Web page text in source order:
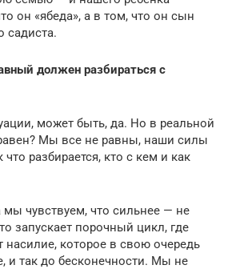
он «ябеда», а в том, что он сын
садиста.
должен разбираться с
может быть, да. Но в реальной
Мы все не равны, наши силы
разбирается, кто с кем и как
мы чувствуем, что сильнее — не
запускает порочный цикл, где
насилие, которое в свою очередь
и так до бесконечности. Мы не